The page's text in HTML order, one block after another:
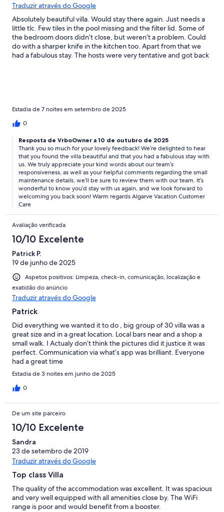
Traduzir através do Google
Absolutely beautiful villa. Would stay there again. Just needs a
little tlc. Few tiles in the pool missing and the filter lid. Some of
the bedroom doors didn’t close, but weren’t a problem. Could
do with a sharper knife in the kitchen too. Apart from that we
had a fabulous stay. The hosts were very tentative and got back
Estadia de 7 noites em setembro de 2025
0
Resposta de VrboOwner a 10 de outubro de 2025
Thank you so much for your lovely feedback! We’re delighted to hear
that you found the villa beautiful and that you had a fabulous stay with
us. We truly appreciate your kind words about our team’s
responsiveness, as well as your helpful comments regarding the small
maintenance details, we’ll be sure to review them with our team. It’s
wonderful to know you’d stay with us again, and we look forward to
welcoming you back soon! Warm regards Algarve Vacation Customer
Care
Avaliação verificada
10/10 Excelente
Patrick P.
19 de junho de 2025
Aspetos positivos: Limpeza, check-in, comunicação, localização e
exatidão do anúncio
Traduzir através do Google
Patrick
Did everything we wanted it to do , big group of 30 villa was a
great size and in a great location. Local bars near and a shop a
small walk. I Actualy don’t think the pictures did it justice it was
perfect. Communication via what’s app was brilliant. Everyone
had a great time
Estadia de 3 noites em junho de 2025
0
De um site parceiro
10/10 Excelente
Sandra
23 de setembro de 2019
Traduzir através do Google
Top class Villa
The quality of the accommodation was excellent. It was spacious
and very well equipped with all amenities close by. The WiFi
range is poor and would benefit from a booster.